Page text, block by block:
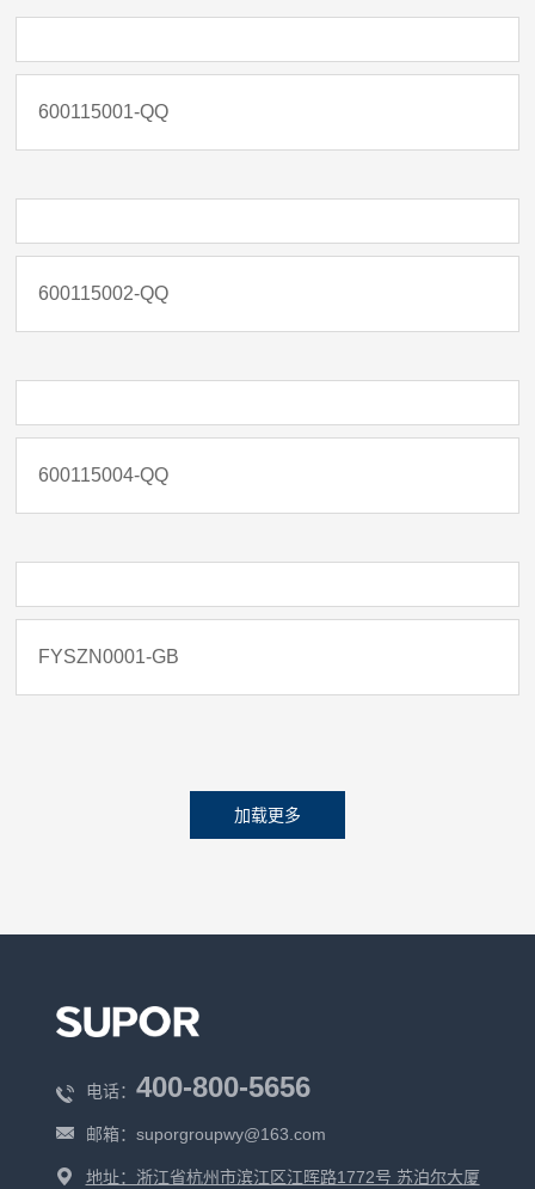
600115001-QQ
600115002-QQ
600115004-QQ
FYSZN0001-GB
加载更多
电话： 400-800-5656
邮箱： suporgroupwy@163.com
地址：浙江省杭州市滨江区江晖路1772号 苏泊尔大厦